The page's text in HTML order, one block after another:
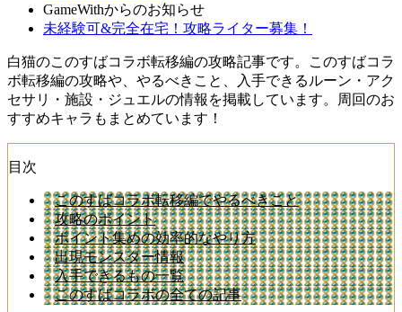
GameWithからのお知らせ
未経験可&完全在宅！攻略ライター募集！
白猫のこのすばコラボ転移編の攻略記事です。このすばコラ
ボ転移編の攻略や、やるべきこと、入手できるルーン・アク
セサリ・施設・ジュエルの情報を掲載しています。周回のお
すすめキャラもまとめています！
目次
このすばコラボ転移編でやるべきこと
攻略のポイント
ポイント集めの効率的なやり方
出現モンスター情報
入手できるもの一覧
このすばコラボの全ての記事